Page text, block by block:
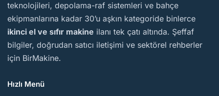
teknolojileri, depolama-raf sistemleri ve bahçe
ekipmanlarına kadar 30’u aşkın kategoride binlerce
ikinci el ve sıfır makine ilanı tek çatı altında. Şeffaf
bilgiler, doğrudan satıcı iletişimi ve sektörel rehberler
için BirMakine.
Hızlı Menü